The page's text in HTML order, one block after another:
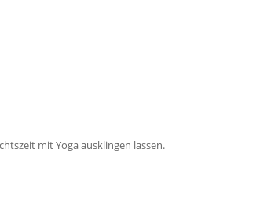
mit Yoga ausklingen lassen.